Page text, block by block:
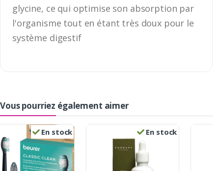
glycine, ce qui optimise son absorption par
l'organisme tout en étant très doux pour le
système digestif
Vous pourriez également aimer
En stock En stock